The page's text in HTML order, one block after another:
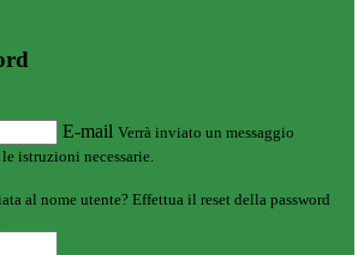
E-mail Verrà inviato un messaggio
istruzioni necessarie.
al nome utente? Effettua il reset della password